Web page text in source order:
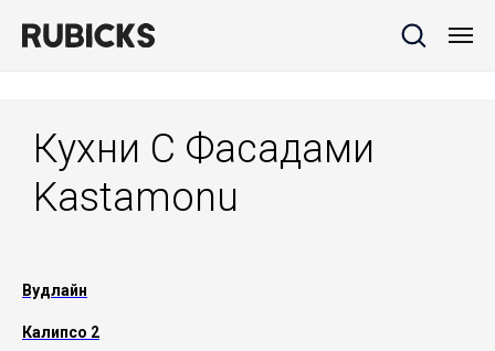
Кухни С Фасадами
Kastamonu
Вудлайн
Калипсо 2